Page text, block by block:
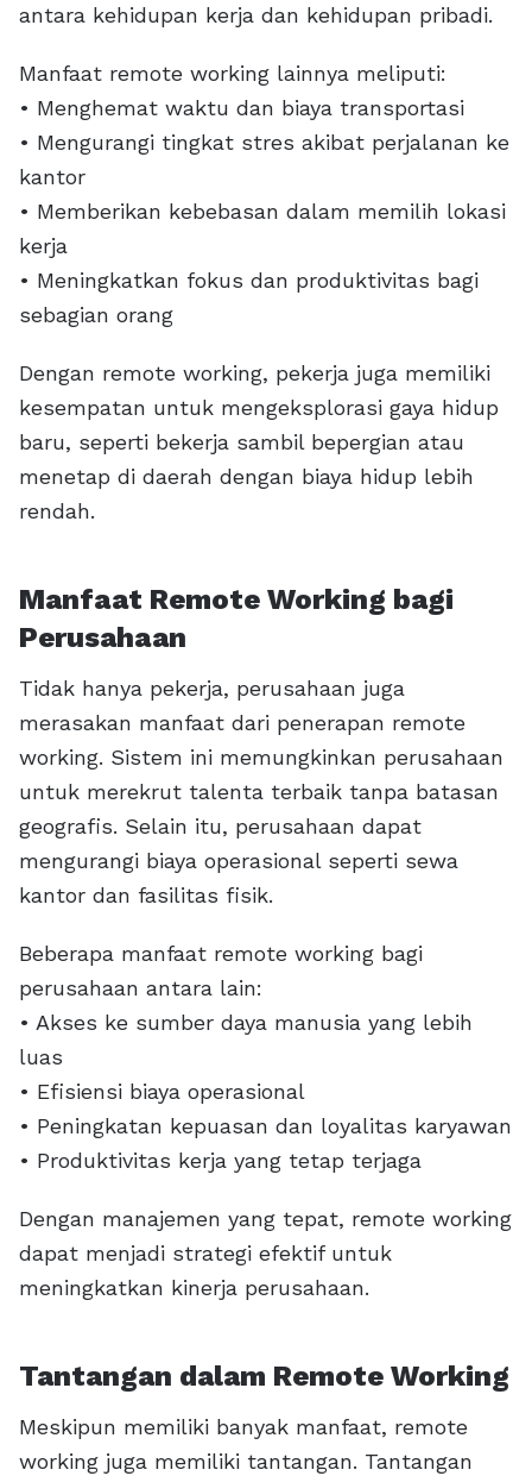
antara kehidupan kerja dan kehidupan pribadi.
Manfaat remote working lainnya meliputi:
• Menghemat waktu dan biaya transportasi
• Mengurangi tingkat stres akibat perjalanan ke
kantor
• Memberikan kebebasan dalam memilih lokasi
kerja
• Meningkatkan fokus dan produktivitas bagi
sebagian orang
Dengan remote working, pekerja juga memiliki
kesempatan untuk mengeksplorasi gaya hidup
baru, seperti bekerja sambil bepergian atau
menetap di daerah dengan biaya hidup lebih
rendah.
Manfaat Remote Working bagi
Perusahaan
Tidak hanya pekerja, perusahaan juga
merasakan manfaat dari penerapan remote
working. Sistem ini memungkinkan perusahaan
untuk merekrut talenta terbaik tanpa batasan
geografis. Selain itu, perusahaan dapat
mengurangi biaya operasional seperti sewa
kantor dan fasilitas fisik.
Beberapa manfaat remote working bagi
perusahaan antara lain:
• Akses ke sumber daya manusia yang lebih
luas
• Efisiensi biaya operasional
• Peningkatan kepuasan dan loyalitas karyawan
• Produktivitas kerja yang tetap terjaga
Dengan manajemen yang tepat, remote working
dapat menjadi strategi efektif untuk
meningkatkan kinerja perusahaan.
Tantangan dalam Remote Working
Meskipun memiliki banyak manfaat, remote
working juga memiliki tantangan. Tantangan